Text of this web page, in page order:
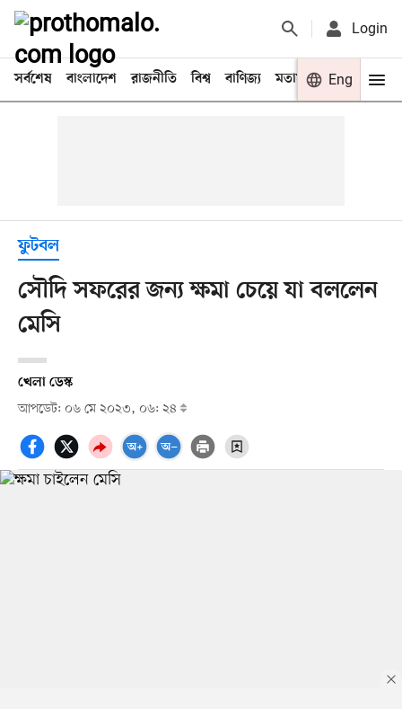
Login
সর্বশেষ বাংলাদেশ রাজনীতি বিশ্ব বাণিজ্য মতামত খেলা
Eng
ফুটবল
সৌদি সফরের জন্য ক্ষমা চেয়ে যা বললেন
মেসি
খেলা ডেস্ক
আপডেট: ০৬ মে ২০২৩, ০৬: ২৪